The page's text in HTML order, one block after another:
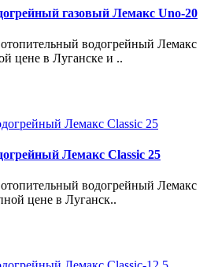
газовый Лемакс Uno-20
водогрейный Лемакс
цене в Луганске и ..
Лемакс Classic 25
водогрейный Лемакс
цене в Луганск..